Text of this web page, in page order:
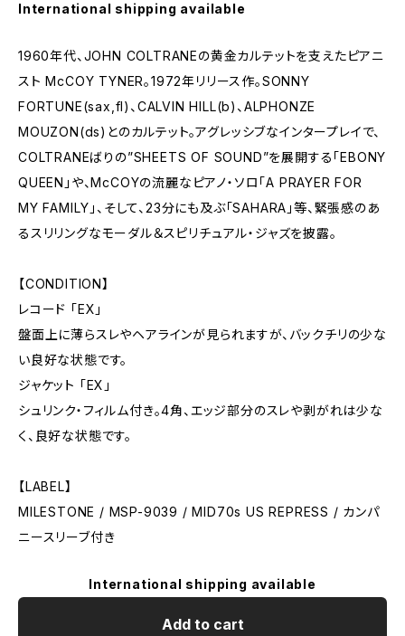
International shipping available
1960年代、JOHN COLTRANEの黄金カルテットを支えたピアニ
スト McCOY TYNER。1972年リリース作。SONNY
FORTUNE(sax,fl)、CALVIN HILL(b)、ALPHONZE
MOUZON(ds)とのカルテット。アグレッシブなインタープレイで、
COLTRANEばりの”SHEETS OF SOUND”を展開する「EBONY
QUEEN」や、McCOYの流麗なピアノ・ソロ「A PRAYER FOR
MY FAMILY」、そして、23分にも及ぶ「SAHARA」等、緊張感のあ
るスリリングなモーダル＆スピリチュアル・ジャズを披露。
【CONDITION】
レコード 「EX」
盤面上に薄らスレやヘアラインが見られますが、バックチリの少な
い良好な状態です。
ジャケット 「EX」
シュリンク・フィルム付き。4角、エッジ部分のスレや剥がれは少な
く、良好な状態です。
【LABEL】
MILESTONE / MSP-9039 / MID70s US REPRESS / カンパ
ニースリーブ付き
International shipping available
Add to cart